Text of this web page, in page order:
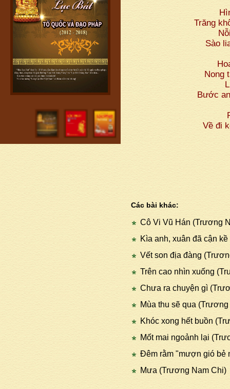
Trăng
Sào
Nong
Bước
Về đi
Các bài khác:
Cô Vi Vũ Hán (Trương
Kìa anh, xuân đã cận
Vết son địa đàng
Trên cao nhìn xuống
Chưa ra chuyện gì
Mùa thu sẽ qua
Khóc xong hết buồn
Mốt mai ngoảnh lại
Đêm rằm "mượn gió bẻ
Mưa (Trương Nam Chi)